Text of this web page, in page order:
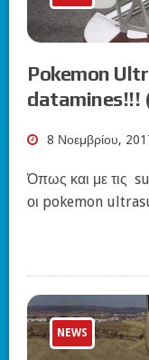
Pokemon
datamines!!!
8 Νοεμβρίου,
Όπως και με τις
οι pokemon
NEWS